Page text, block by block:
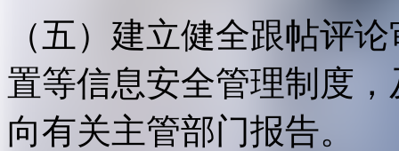
（五）建立健全跟帖评
置等信息安全管理制度
向有关主管部门报告。